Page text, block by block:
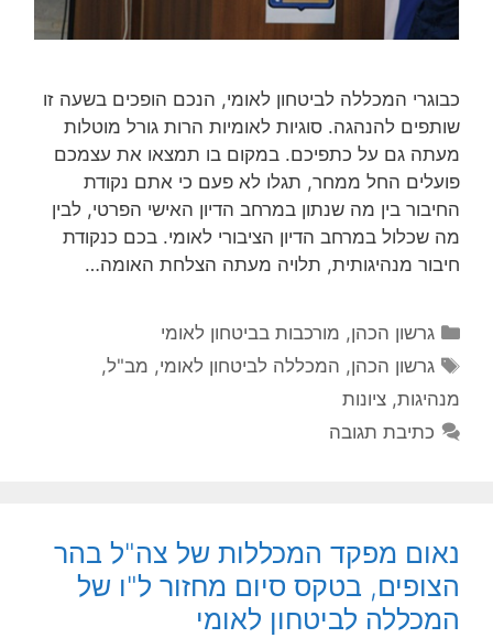
כבוגרי המכללה לביטחון לאומי, הנכם הופכים בשעה זו
שותפים להנהגה. סוגיות לאומיות הרות גורל מוטלות
מעתה גם על כתפיכם. במקום בו תמצאו את עצמכם
פועלים החל ממחר, תגלו לא פעם כי אתם נקודת
החיבור בין מה שנתון במרחב הדיון האישי הפרטי, לבין
מה שכלול במרחב הדיון הציבורי לאומי. בכם כנקודת
חיבור מנהיגותית, תלויה מעתה הצלחת האומה…
קטגוריות
גרשון הכהן, מורכבות בביטחון לאומי
תגיות
גרשון הכהן, המכללה לביטחון לאומי, מב"ל,
מנהיגות, ציונות
כתיבת תגובה
נאום מפקד המכללות של צה"ל בהר
הצופים, בטקס סיום מחזור ל"ו של
המכללה לביטחון לאומי